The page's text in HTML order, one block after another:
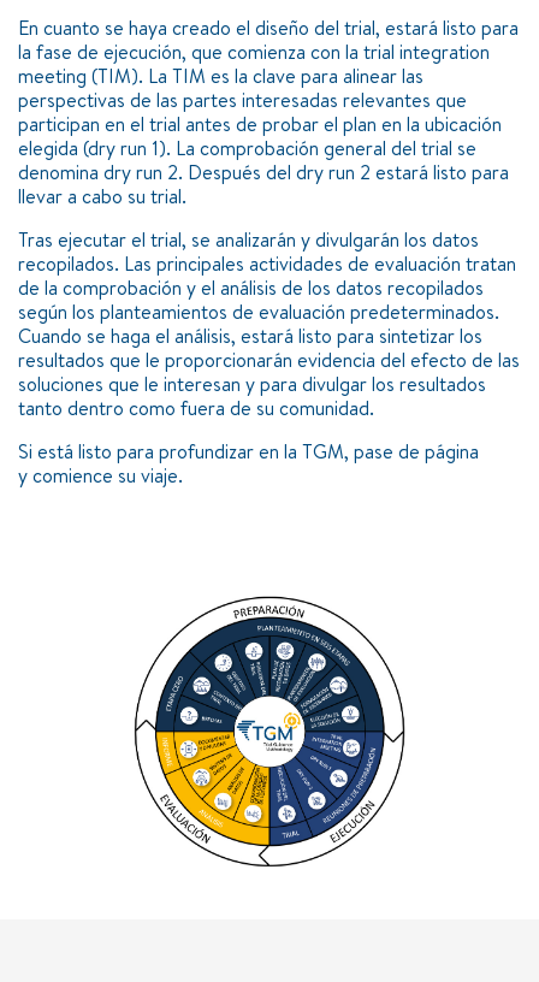
En cuanto se haya creado el diseño del trial, estará listo para
la fase de ejecución, que comienza con la trial integration
meeting (TIM). La TIM es la clave para alinear las
perspectivas de las partes interesadas relevantes que
participan en el trial antes de probar el plan en la ubicación
elegida (dry run 1). La comprobación general del trial se
denomina dry run 2. Después del dry run 2 estará listo para
llevar a cabo su trial.
Tras ejecutar el trial, se analizarán y divulgarán los datos
recopilados. Las principales actividades de evaluación tratan
de la comprobación y el análisis de los datos recopilados
según los planteamientos de evaluación predeterminados.
Cuando se haga el análisis, estará listo para sintetizar los
resultados que le proporcionarán evidencia del efecto de las
soluciones que le interesan y para divulgar los resultados
tanto dentro como fuera de su comunidad.
Si está listo para profundizar en la TGM, pase de página
y comience su viaje.